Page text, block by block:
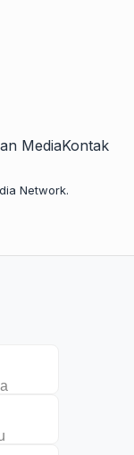
MediaKontak
Network.